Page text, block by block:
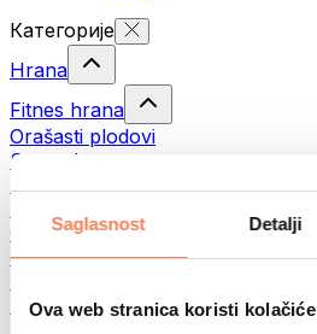
Saglasnost Detalji
Ova web stranica koristi kolačiće
Категорије
Hrana
Fitnes hrana
Orašasti plodovi
Semenke
Namazi i paste
Gotova jela
Јаја
Meso